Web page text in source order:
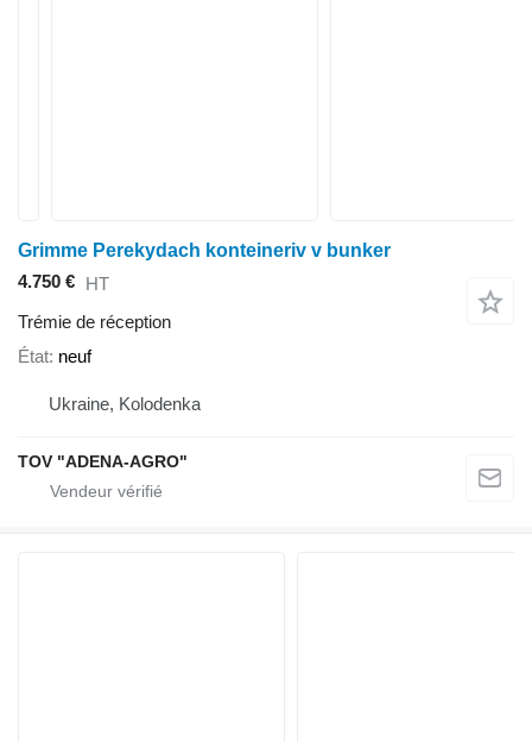
Grimme Perekydach konteineriv v bunker
4.750 € HT
Trémie de réception
État neuf
Ukraine, Kolodenka
TOV "ADENA-AGRO"